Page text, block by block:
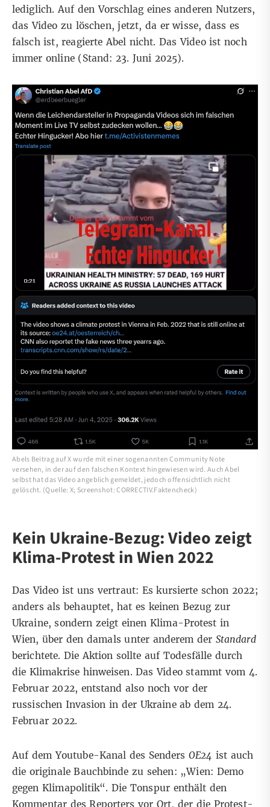
lediglich. Auf den Vorschlag eines anderen Nutzers,
das Video zu löschen, jetzt, da er wisse, dass es
falsch ist, reagierte Abel nicht. Das Video ist noch
immer online (Stand: 23. Juni 2025).
Abels Beitrag auf X wurde mit einer sogenannten Community Note
versehen, in der auf den falschen Kontext hingewiesen wird. Auch Abel
selbst hat das Video angeblich gemeldet, jedoch offensichtlich nicht
gelöscht. (Quelle: X; Screenshot: CORRECTIV.Faktencheck)
Kein Ukraine-Bezug: Video zeigt
Klima-Protest in Wien 2022
Das Video ist uns vertraut: Es kursierte schon 2022;
anders als behauptet, hat es keinen Bezug zur
Ukraine, sondern zeigt einen Klima-Protest in
Wien, über den damals unter anderem der Standard
berichtete. Die Aktion sollte auf Todesfälle durch
die Klimakrise hinweisen. Das Video stammt vom 4.
Februar 2022, entstand also noch vor der
russischen Invasion in der Ukraine ab dem 24.
Februar 2022.
Auf dem Youtube-Kanal des SendersOE24 ist auch
die originale Bauchbinde zu sehen: „Wien: Demo
gegen Klimapolitik“. Die Tonspur enthält den
Kommentar des Reporters vor Ort, der die Protest-